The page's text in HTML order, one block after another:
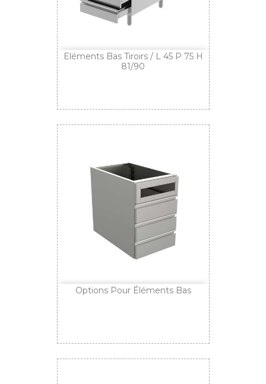
Eléments Bas Tiroirs / L 45 P 75 H
81/90
Options Pour Éléments Bas